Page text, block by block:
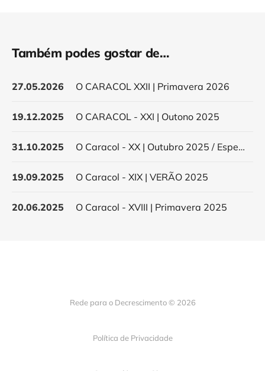
Também podes gostar de…
27.05.2026 O CARACOL XXII | Primavera 2026
19.12.2025 O CARACOL - XXI | Outono 2025
31.10.2025 O Caracol - XX | Outubro 2025 / Especial Encontro Nacional
19.09.2025 O Caracol - XIX | VERÃO 2025
20.06.2025 O Caracol - XVIII | Primavera 2025
Rede para o Decrescimento © 2026
Política de Privacidade